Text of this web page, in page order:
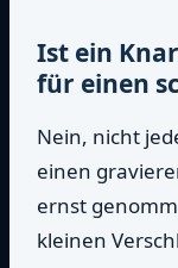
Ist ein
für einen
Nein, nicht
einen
ernst
kleinen